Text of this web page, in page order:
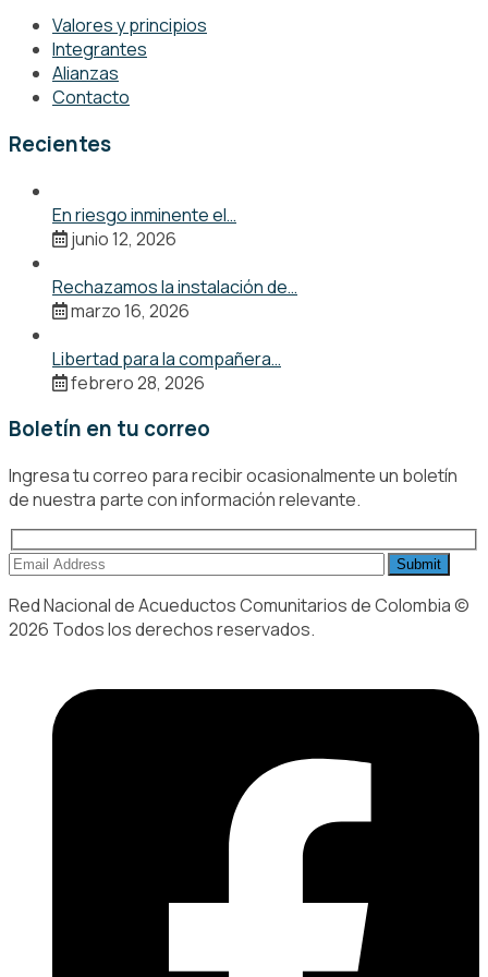
Valores y principios
Integrantes
Alianzas
Contacto
Recientes
En riesgo inminente el…
junio 12, 2026
Rechazamos la instalación de…
marzo 16, 2026
Libertad para la compañera…
febrero 28, 2026
Boletín en tu correo
Ingresa tu correo para recibir ocasionalmente un boletín
de nuestra parte con información relevante.
Red Nacional de Acueductos Comunitarios de Colombia ©
2026 Todos los derechos reservados.